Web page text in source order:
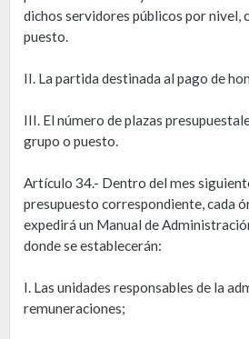
dichos servidores públicos por nivel,
puesto.
II. La partida destinada al pago de
III. El número de plazas
grupo o puesto.
Artículo 34.- Dentro del mes
presupuesto correspondiente, cada
expedirá un Manual de
donde se establecerán:
I. Las unidades responsables de la
remuneraciones;